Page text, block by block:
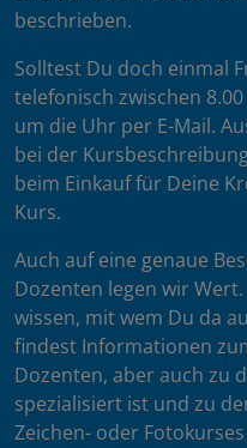
beschrieben.
Solltest Du doch einmal
telefonisch zwischen
um die Uhr per E-Mail.
bei der
beim Einkauf für Deine
Kurs.
Auch auf eine genaue
Dozenten legen wir
wissen, mit wem Du da
findest Informationen
Dozenten, aber auch zu
spezialisiert ist und zu
Zeichen- oder